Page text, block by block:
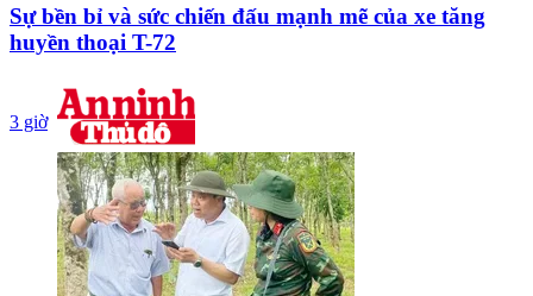
Sự bền bỉ và sức chiến đấu mạnh mẽ của xe tăng
huyền thoại T-72
3 giờ